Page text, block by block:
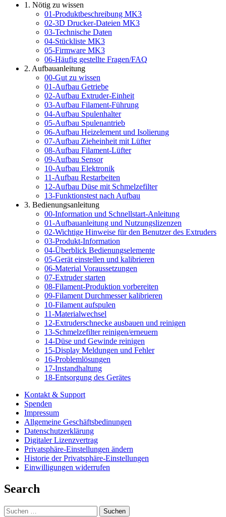
1. Nötig zu wissen
01-Produktbeschreibung MK3
02-3D Drucker-Dateien MK3
03-Technische Daten
04-Stückliste MK3
05-Firmware MK3
06-Häufig gestellte Fragen/FAQ
2. Aufbauanleitung
00-Gut zu wissen
01-Aufbau Getriebe
02-Aufbau Extruder-Einheit
03-Aufbau Filament-Führung
04-Aufbau Spulenhalter
05-Aufbau Spulenantrieb
06-Aufbau Heizelement und Isolierung
07-Aufbau Zieheinheit mit Lüfter
08-Aufbau Filament-Lüfter
09-Aufbau Sensor
10-Aufbau Elektronik
11-Aufbau Restarbeiten
12-Aufbau Düse mit Schmelzefilter
13-Funktionstest nach Aufbau
3. Bedienungsanleitung
00-Information und Schnellstart-Anleitung
01-Aufbauanleitung und Nutzungslizenzen
02-Wichtige Hinweise für den Benutzer des Extruders
03-Produkt-Information
04-Überblick Bedienungselemente
05-Gerät einstellen und kalibrieren
06-Material Voraussetzungen
07-Extruder starten
08-Filament-Produktion vorbereiten
09-Filament Durchmesser kalibrieren
10-Filament aufspulen
11-Materialwechsel
12-Extruderschnecke ausbauen und reinigen
13-Schmelzefilter reinigen/erneuern
14-Düse und Gewinde reinigen
15-Display Meldungen und Fehler
16-Problemlösungen
17-Instandhaltung
18-Entsorgung des Gerätes
Kontakt & Support
Spenden
Impressum
Allgemeine Geschäftsbedinungen
Datenschutzerklärung
Digitaler Lizenzvertrag
Privatsphäre-Einstellungen ändern
Historie der Privatsphäre-Einstellungen
Einwilligungen widerrufen
Search
Suchen